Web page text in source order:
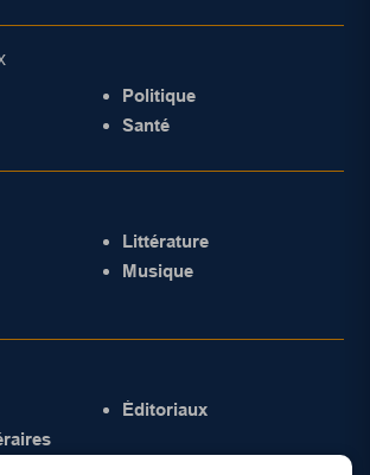
Politique
Santé
Littérature
Musique
Éditoriaux